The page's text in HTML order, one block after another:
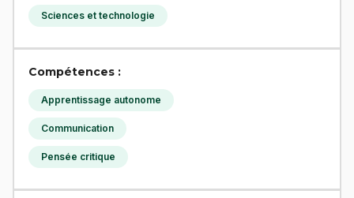
Sciences et technologie
Compétences :
Apprentissage autonome
Communication
Pensée critique